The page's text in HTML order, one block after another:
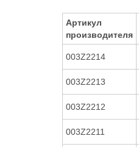
Артикул
производителя
003Z2214
003Z2213
003Z2212
003Z2211